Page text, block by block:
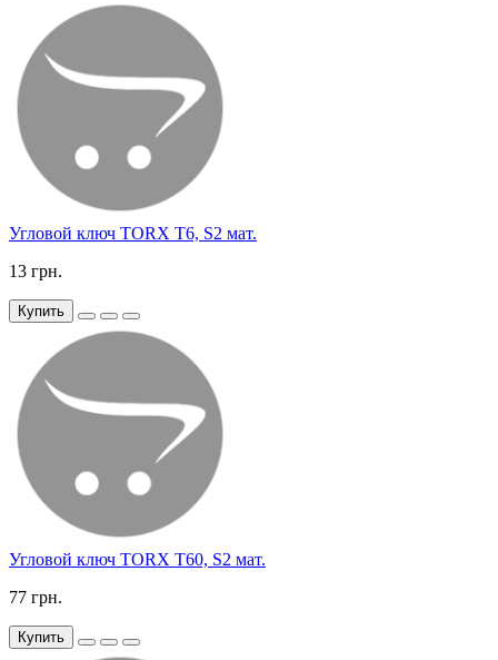
Угловой ключ TORX T6, S2 мат.
13 грн.
Купить
Угловой ключ TORX T60, S2 мат.
77 грн.
Купить